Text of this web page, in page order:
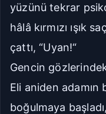
yüzünü tekrar
hâlâ kırmızı ışık
çattı, “Uyan!“
Gencin
Eli aniden adamın
boğulmaya